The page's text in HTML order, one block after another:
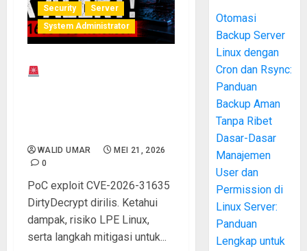
Security
Server
System Administrator
WALID UMAR
MEI 21, 2026
0
PoC exploit CVE-2026-31635
DirtyDecrypt dirilis. Ketahui
dampak, risiko LPE Linux,
serta langkah mitigasi untuk...
Otomasi
Backup Server
Linux dengan
Cron dan Rsync:
Panduan
Backup Aman
Tanpa Ribet
Dasar-Dasar
Manajemen
User dan
Permission di
Linux Server:
Panduan
Lengkap untuk